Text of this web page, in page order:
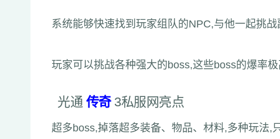
系统能够快速找到玩家组队的NPC,与他一起挑战
玩家可以挑战各种强大的boss,这些boss的爆率
光通 传奇 3私服网亮点
超多boss,掉落超多装备、物品、材料,多种玩法,